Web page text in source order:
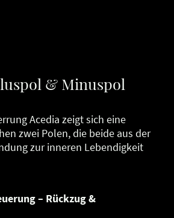
& Minuspol
Acedia zeigt sich eine
zwei Polen, die beide aus der
zur inneren Lebendigkeit
– Rückzug &